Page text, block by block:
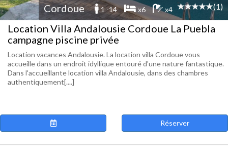
Cordoue 1 -14 x6 x4 (1)
Location Villa Andalousie Cordoue La Puebla
campagne piscine privée
Location vacances Andalousie. La location villa Cordoue vous
accueille dans un endroit idyllique entouré d'une nature fantastique.
Dans l'accueillante location villa Andalousie, dans des chambres
authentiquement[....]
Réserver